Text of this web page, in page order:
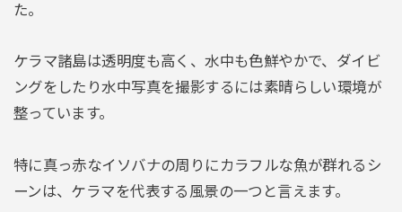
た。
ケラマ諸島は透明度も高く、水中も色鮮やかで、ダイビ
ングをしたり水中写真を撮影するには素晴らしい環境が
整っています。
特に真っ赤なイソバナの周りにカラフルな魚が群れるシ
ーンは、ケラマを代表する風景の一つと言えます。